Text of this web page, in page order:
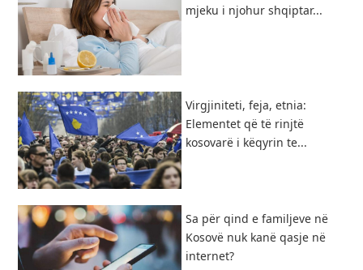
mjeku i njohur shqiptar...
Virgjiniteti, feja, etnia:
Elementet që të rinjtë
kosovarë i këqyrin te...
​Sa për qind e familjeve në
Kosovë nuk kanë qasje në
internet?